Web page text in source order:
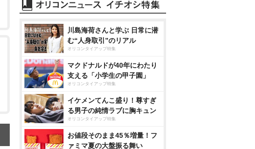
川島海荷さんと学ぶ 日常に潜
む“人身取引”のリアル
オリコンタイアップ特集
マクドナルドが40年にわたり
支える「小学生の甲子園」
オリコンタイアップ特集
イケメンてんこ盛り！尊すぎ
る男子の純情ラブに胸キュン
オリコンタイアップ特集
お値段そのまま45％増量！フ
ァミマ夏の大盤振る舞い